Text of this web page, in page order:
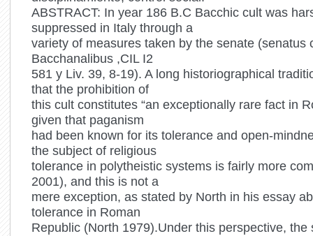
ABSTRACT: In year 186 B.C Bacchic cult was
suppressed in Italy through a
variety of measures taken by the senate (senatus
Bacchanalibus ,CIL I2
581 y Liv. 39, 8-19). A long historiographical
that the prohibition of
this cult constitutes “an exceptionally rare fact in
given that paganism
had been known for its tolerance and open-
the subject of religious
tolerance in polytheistic systems is fairly more
2001), and this is not a
mere exception, as stated by North in his essay
tolerance in Roman
Republic (North 1979).Under this perspective, the